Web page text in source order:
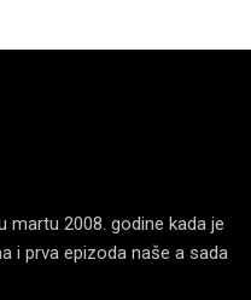
martu 2008. godine kada je
i prva epizoda naše a sada